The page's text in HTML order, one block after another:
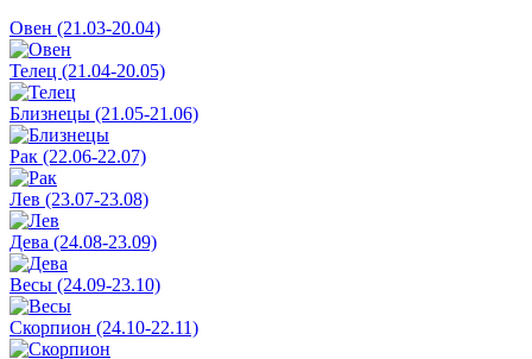
Овен (21.03-20.04)
Телец (21.04-20.05)
Близнецы (21.05-21.06)
Рак (22.06-22.07)
Лев (23.07-23.08)
Дева (24.08-23.09)
Весы (24.09-23.10)
Скорпион (24.10-22.11)